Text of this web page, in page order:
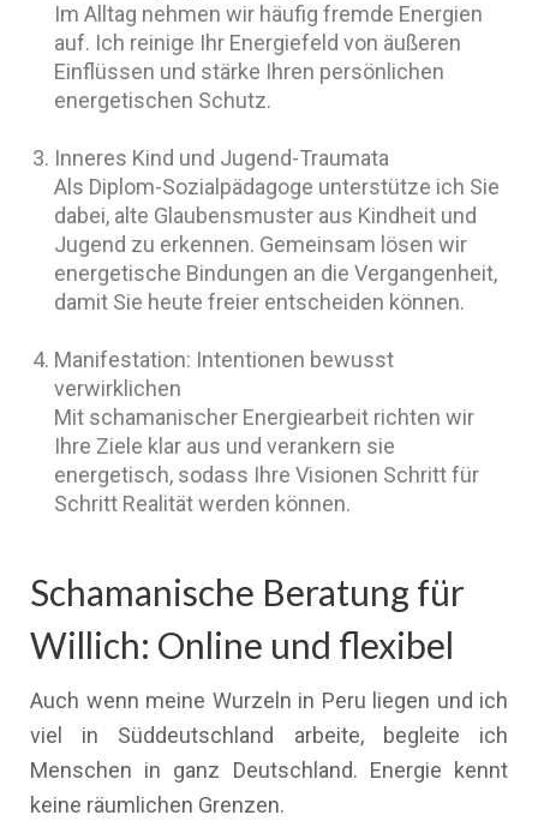
Im Alltag nehmen wir häufig fremde Energien
auf. Ich reinige Ihr Energiefeld von äußeren
Einflüssen und stärke Ihren persönlichen
energetischen Schutz.
Inneres Kind und Jugend-Traumata
Als Diplom-Sozialpädagoge unterstütze ich Sie
dabei, alte Glaubensmuster aus Kindheit und
Jugend zu erkennen. Gemeinsam lösen wir
energetische Bindungen an die Vergangenheit,
damit Sie heute freier entscheiden können.
Manifestation: Intentionen bewusst
verwirklichen
Mit schamanischer Energiearbeit richten wir
Ihre Ziele klar aus und verankern sie
energetisch, sodass Ihre Visionen Schritt für
Schritt Realität werden können.
Schamanische Beratung für
Willich: Online und flexibel
Auch wenn meine Wurzeln in Peru liegen und ich
viel in Süddeutschland arbeite, begleite ich
Menschen in ganz Deutschland. Energie kennt
keine räumlichen Grenzen.